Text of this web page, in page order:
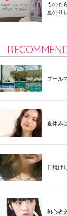
ものも
重のり
プール
夏休み
日焼け
初心者